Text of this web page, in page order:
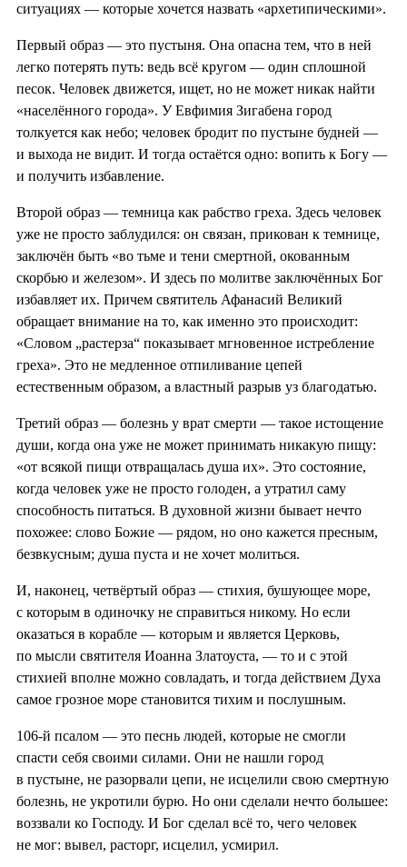
ситуациях — которые хочется назвать «архетипическими».
Первый образ — это пустыня. Она опасна тем, что в ней
легко потерять путь: ведь всё кругом — один сплошной
песок. Человек движется, ищет, но не может никак найти
«населённого города». У Евфимия Зигабена город
толкуется как небо; человек бродит по пустыне будней —
и выхода не видит. И тогда остаётся одно: вопить к Богу —
и получить избавление.
Второй образ — темница как рабство греха. Здесь человек
уже не просто заблудился: он связан, прикован к темнице,
заключён быть «во тьме и тени смертной, окованным
скорбью и железом». И здесь по молитве заключённых Бог
избавляет их. Причем святитель Афанасий Великий
обращает внимание на то, как именно это происходит:
«Словом „растерза“ показывает мгновенное истребление
греха». Это не медленное отпиливание цепей
естественным образом, а властный разрыв уз благодатью.
Третий образ — болезнь у врат смерти — такое истощение
души, когда она уже не может принимать никакую пищу:
«от всякой пищи отвращалась душа их». Это состояние,
когда человек уже не просто голоден, а утратил саму
способность питаться. В духовной жизни бывает нечто
похожее: слово Божие — рядом, но оно кажется пресным,
безвкусным; душа пуста и не хочет молиться.
И, наконец, четвёртый образ — стихия, бушующее море,
с которым в одиночку не справиться никому. Но если
оказаться в корабле — которым и является Церковь,
по мысли святителя Иоанна Златоуста, — то и с этой
стихией вполне можно совладать, и тогда действием Духа
самое грозное море становится тихим и послушным.
106-й псалом — это песнь людей, которые не смогли
спасти себя своими силами. Они не нашли город
в пустыне, не разорвали цепи, не исцелили свою смертную
болезнь, не укротили бурю. Но они сделали нечто большее:
воззвали ко Господу. И Бог сделал всё то, чего человек
не мог: вывел, расторг, исцелил, усмирил.